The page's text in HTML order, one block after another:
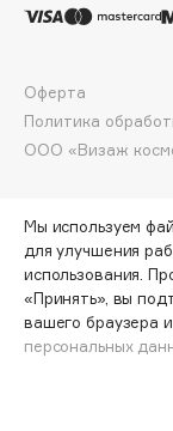
Divage
Dorco
DP Daily
Dr.Ceuracle
Dr.Jart+
DSD de Luxe
Dyson
СООБЩИТЬ О
ООО «Визаж
Оферта
Политика
Мы используем
для улучшения
использования.
«Принять», вы
вашего браузера
персональных